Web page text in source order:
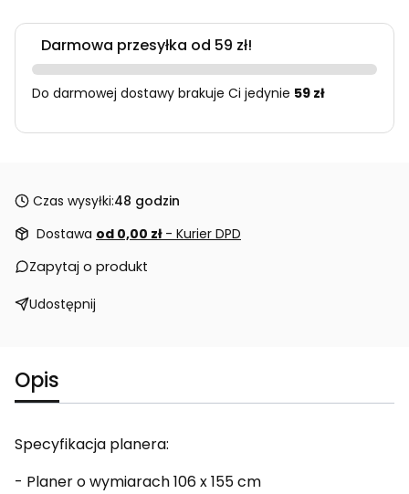
Darmowa przesyłka od 59 zł!
Do darmowej dostawy brakuje Ci jedynie 59 zł
Czas wysyłki:48 godzin
Dostawa od 0,00 zł - Kurier DPD
Zapytaj o produkt
Udostępnij
Opis
Specyfikacja planera:
- Planer o wymiarach 106 x 155 cm